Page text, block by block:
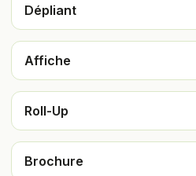
Dépliant
Affiche
Roll-Up
Brochure